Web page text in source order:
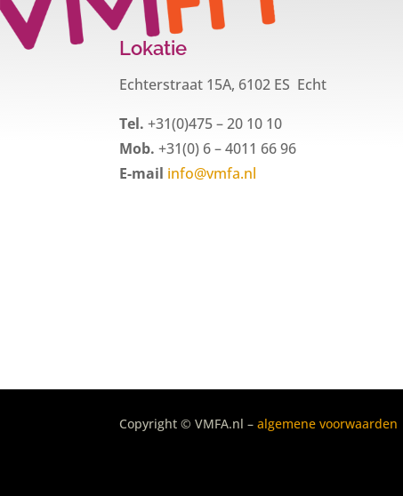
Lokatie
Echterstraat 15A, 6102 ES Echt
Tel. +31(0)475 – 20 10 10
Mob. +31(0) 6 – 4011 66 96
E-mail info@vmfa.nl
Copyright © VMFA.nl –algemene voorwaarden